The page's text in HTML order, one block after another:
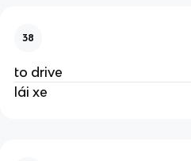
38
to drive
lái xe